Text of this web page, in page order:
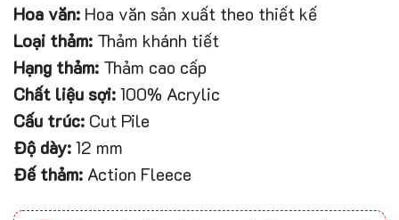
Hoa văn: Hoa văn sản xuất theo thiết kế
Loại thảm: Thảm khánh tiết
Hạng thảm: Thảm cao cấp
Chất liệu sợi: 100% Acrylic
Cấu trúc: Cut Pile
Độ dày: 12 mm
Đế thảm: Action Fleece